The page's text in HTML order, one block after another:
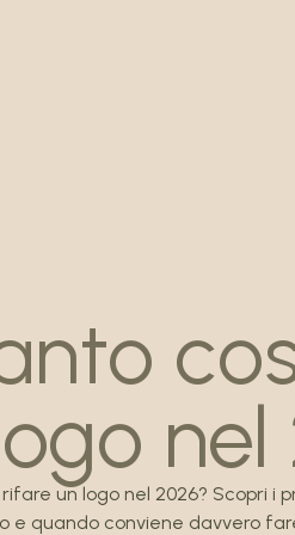
nel
un logo nel 2026? Scopri i
e quando conviene davvero